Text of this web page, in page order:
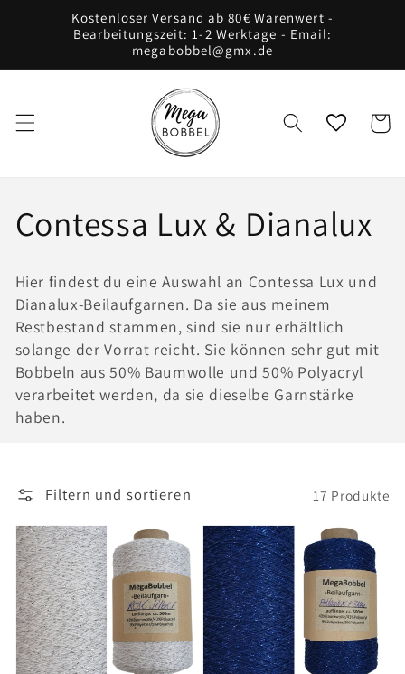
Kostenloser Versand ab 80€ Warenwert -
Bearbeitungszeit: 1-2 Werktage - Email:
megabobbel@gmx.de
K
a
t
e
g
o
r
i
e
:
Contessa Lux & Dianalux
Hier findest du eine Auswahl an Contessa Lux und
Dianalux-Beilaufgarnen. Da sie aus meinem
Restbestand stammen, sind sie nur erhältlich
solange der Vorrat reicht. Sie können sehr gut mit
Bobbeln aus 50% Baumwolle und 50% Polyacryl
verarbeitet werden, da sie dieselbe Garnstärke
haben.
Filtern und sortieren 17 Produkte